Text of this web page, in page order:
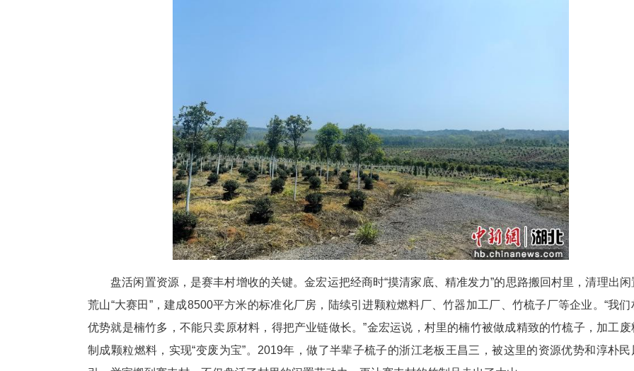
“以前水库一年就收几万块租金，承包人赚得盆满钵满，村里却没尝到多少甜头
运，谈起村里的发展变化，打开了话匣子。2018年，在外经商20多年的他回到村
回低价外包的双石、赛丰两座水库，由村集体自主管理。“现在不一样了，两座水
以前翻了十几倍。”